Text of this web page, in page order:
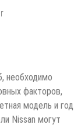
необходимо
факторов,
модель и год
Nissan могут